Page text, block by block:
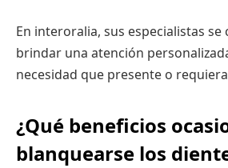
En interoralia, sus especialistas
brindar una atención
necesidad que presente o
¿Qué beneficios
blanquearse los